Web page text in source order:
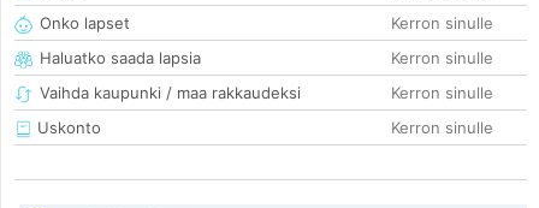
Onko lapset
Kerron sinulle
Haluatko saada lapsia
Kerron sinulle
Vaihda kaupunki / maa rakkaudeksi
Kerron sinulle
Uskonto
Kerron sinulle